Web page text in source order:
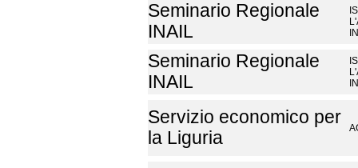
Seminario Regionale
INAIL
Seminario Regionale
INAIL
Servizio economico per
la Liguria